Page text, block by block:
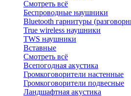
Смотреть всё
Беспроводные наушники
Bluetоoth гарнитуры
True wireless наушники
TWS наушники
Вставные
Смотреть всё
Всепогодная акустика
Громкоговорители настенные
Громкоговорители подвесные
Ландшафтная акустика